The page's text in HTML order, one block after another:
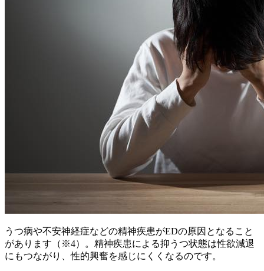
うつ病や不安神経症などの精神疾患がEDの原因となること
があります（※4）。 精神疾患による抑うつ状態は性欲減退
にもつながり、性的興奮を感じにくくなるのです。